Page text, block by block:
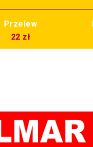
Przelew
22 zł